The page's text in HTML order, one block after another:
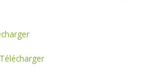
Télécharger